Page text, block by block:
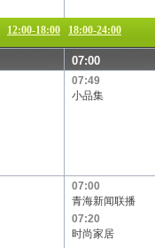
12:00-18:00 18:00-24:00
07:00
07:49
小品集
07:00
青海新闻联播
07:20
时尚家居